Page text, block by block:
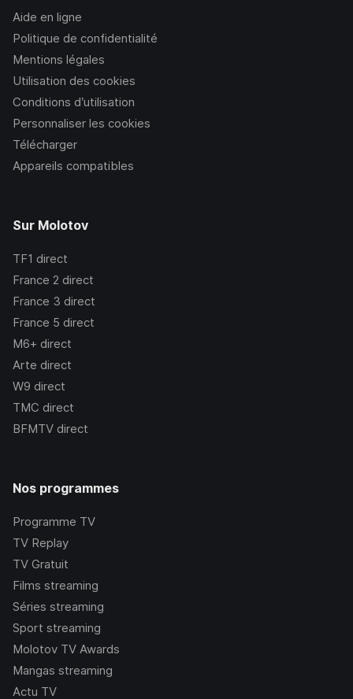
Aide en ligne
Politique de confidentialité
Mentions légales
Utilisation des cookies
Conditions d’utilisation
Personnaliser les cookies
Télécharger
Appareils compatibles
Sur Molotov
TF1 direct
France 2 direct
France 3 direct
France 5 direct
M6+ direct
Arte direct
W9 direct
TMC direct
BFMTV direct
Nos programmes
Programme TV
TV Replay
TV Gratuit
Films streaming
Séries streaming
Sport streaming
Molotov TV Awards
Mangas streaming
Actu TV